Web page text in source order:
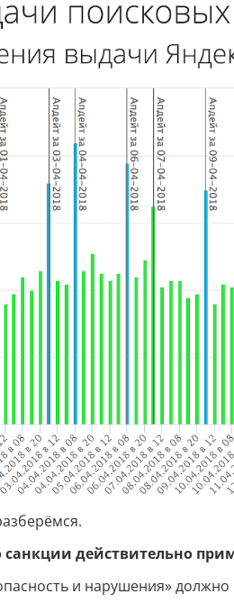
санкции действительно
и нарушения»